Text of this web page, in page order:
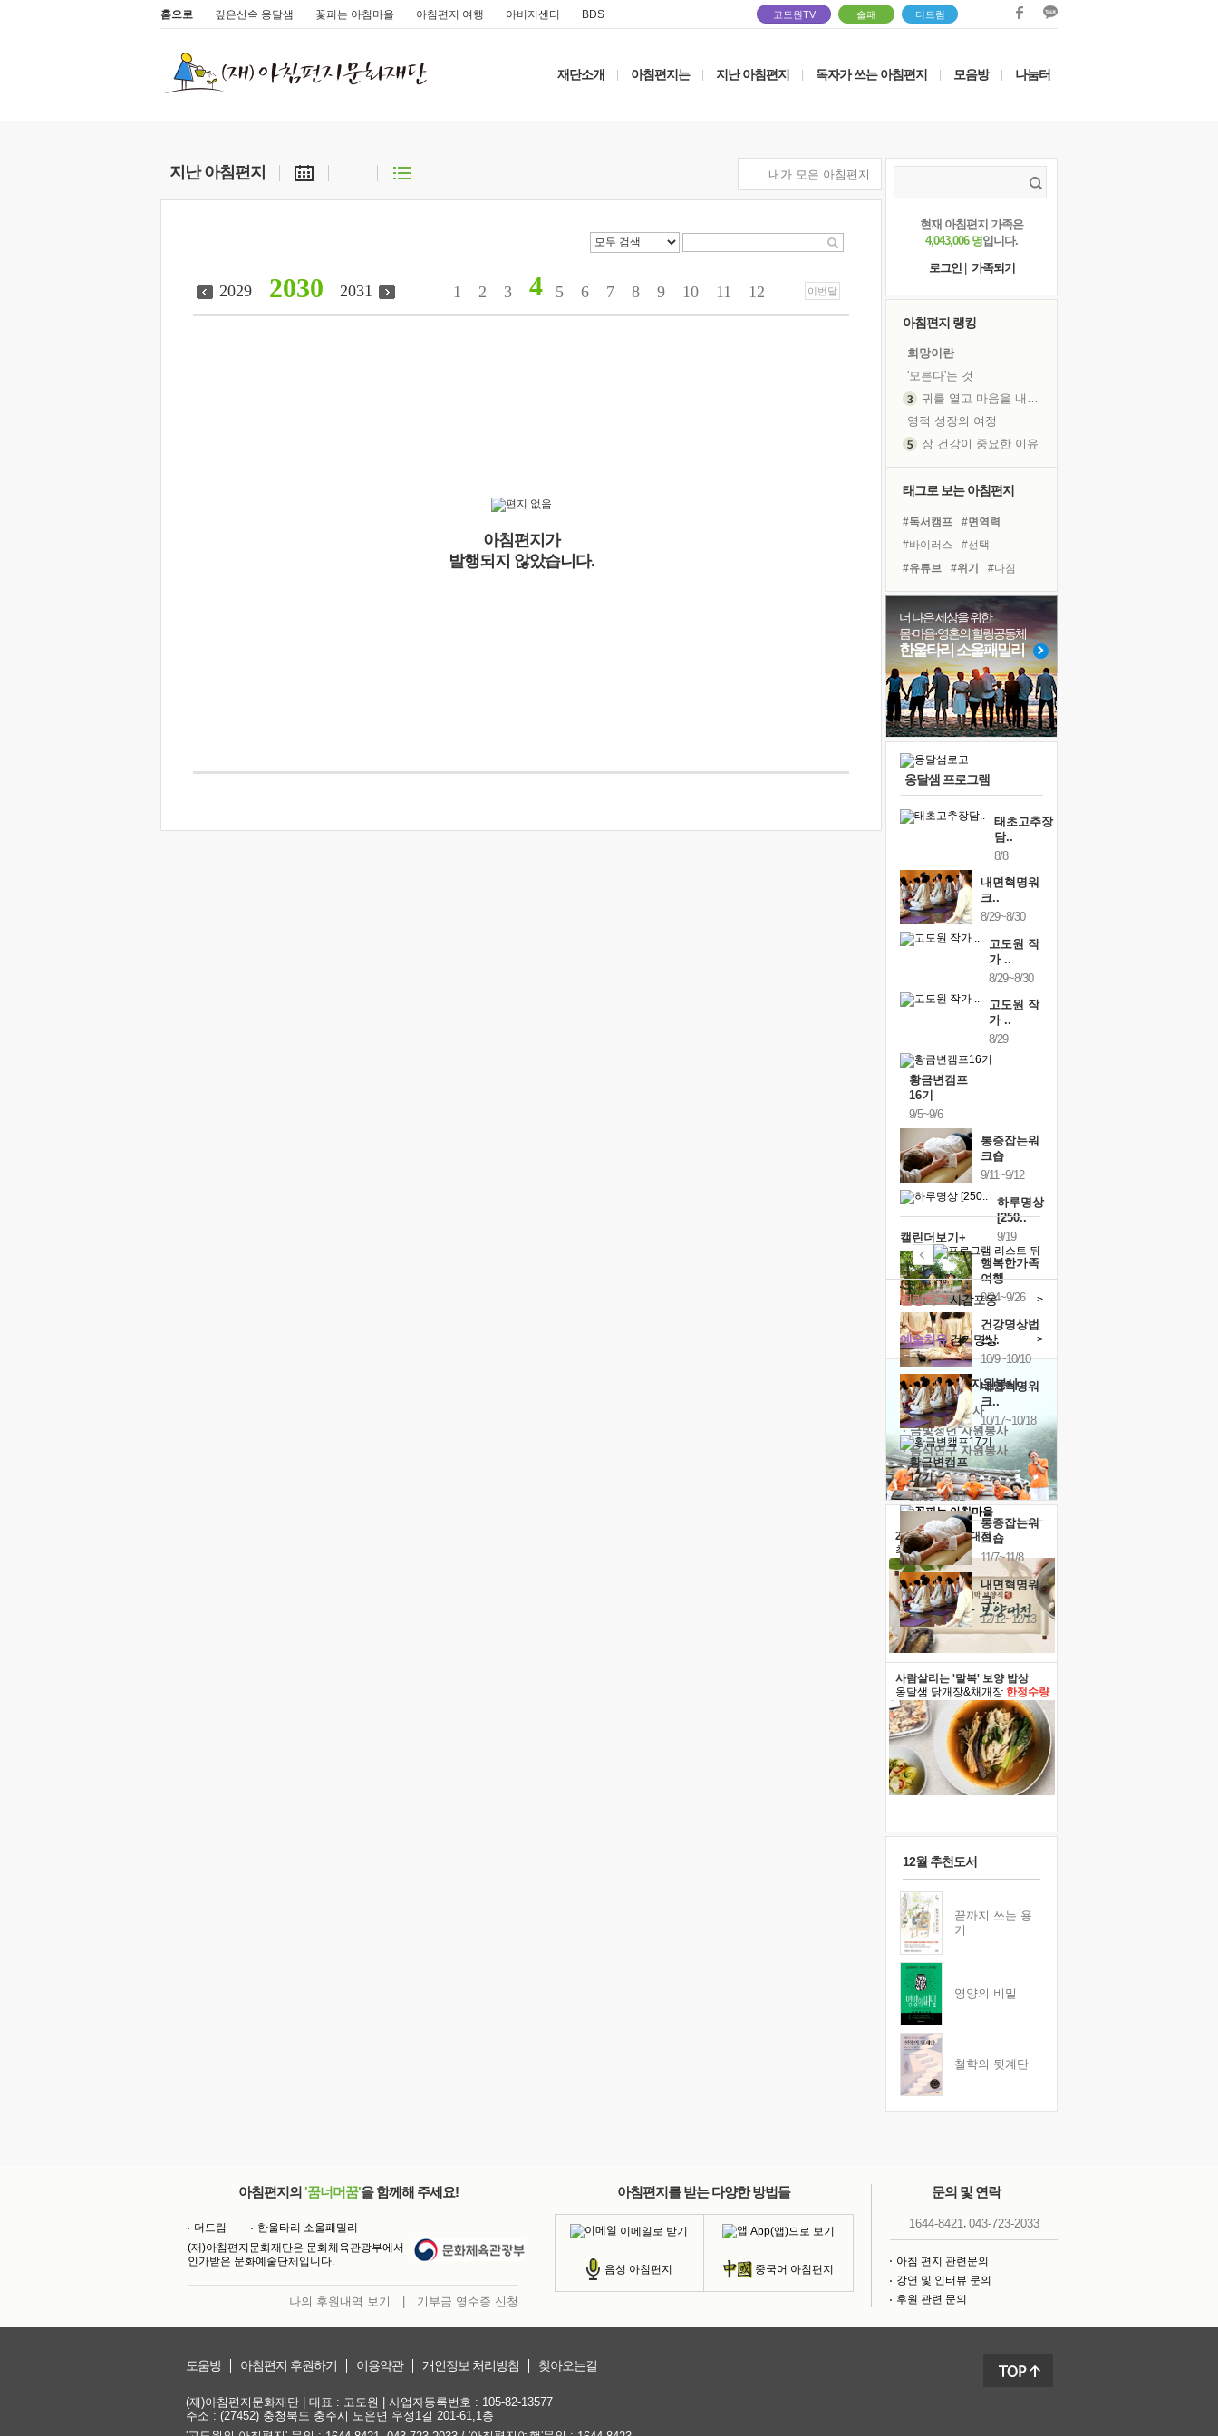
홈으로 깊은산속 옹달샘 꽃피는 아침마을 아침편지 여행 아버지센터 BDS 고도원TV 솔패 더드림
재단소개 아침편지는 지난 아침편지 독자가 쓰는 아침편지 모음방 나눔터
지난 아침편지 내가 모은 아침편지
2030
2029 2031 1 2 3 4 5 6 7 8 9 10 11 12 이번달
아침편지가
발행되지 않았습니다.
현재 아침편지 가족은
4,043,006 명입니다.
로그인
가족되기
아침편지 랭킹
희망이란
'모른다'는 것
귀를 열고 마음을 내어주고
영적 성장의 여정
장 건강이 중요한 이유
흙이 된 몸으로 출근하는 여자
꿈이 실제가 되는 것
'말 타는 법'을 먼저
졸업식 사진을 보며
아픈 아버지를 위한 공간 설계
극심한 변비, 어깨결림, 수면 장애
보고 싶은 어머니
유년 시절의 부산 영도 바다
못된 꼰대들
거울 속의 나
태그로 보는 아침편지
#독서캠프
#면역력
#바이러스
#선택
#유튜브
#위기
#다짐
#링컨학교
#경험
#힐링
#아이들
#삶
#계획
#사람
#비전캠프
#도움
#친구
#독서
#명상
#극복
#나눔
더 나은 세상을 위한
몸·마음·영혼의 힐링공동체
한울타리 소울패밀리
옹달샘 프로그램
태초고추장
담..
8/8
내면혁명워
크..
8/29~8/30
고도원 작
가 ..
8/29~8/30
고도원 작
가 ..
8/29
황금변캠프
16기
9/5~9/6
통증잡는워
크숍
9/11~9/12
하루명상
[250..
9/19
행복한가족
여행
9/24~9/26
건강명상법
스..
10/9~10/10
내면혁명워
크..
10/17~10/18
황금변캠프
17기
10/30~10/31
통증잡는워
크숍
11/7~11/8
내면혁명워
크..
12/12~12/13
캘린더보기+
예술치유걷기명상 >
힐링허그사감포옹 >
'옹달샘의 꽃'자원봉사
· 청년 자원봉사
· 금빛청년 자원봉사
· 음식연구 자원봉사
2026 말복 보양대전
최대74%할인
사람살리는 '말복' 보양 밥상
옹달샘 닭개장&채개장 한정수량
12월 추천도서
끝까지 쓰는 용
기
영양의 비밀
철학의 뒷계단
아침편지의 '꿈너머꿈'을 함께해 주세요!
더드림
한울타리 소울패밀리
(재)아침편지문화재단은 문화체육관광부에서
인가받은 문화예술단체입니다.
나의 후원내역 보기 기부금 영수증 신청
아침편지를 받는 다양한 방법들
이메일로 받기 App(앱)으로 보기
음성 아침편지 중국어 아침편지
문의 및 연락
1644-8421, 043-723-2033
아침 편지 관련문의
강연 및 인터뷰 문의
후원 관련 문의
도움방 아침편지 후원하기 이용약관 개인정보 처리방침 찾아오는길
(재)아침편지문화재단 | 대표 : 고도원 | 사업자등록번호 : 105-82-13577
주소 : (27452) 충청북도 충주시 노은면 우성1길 201-61,1층